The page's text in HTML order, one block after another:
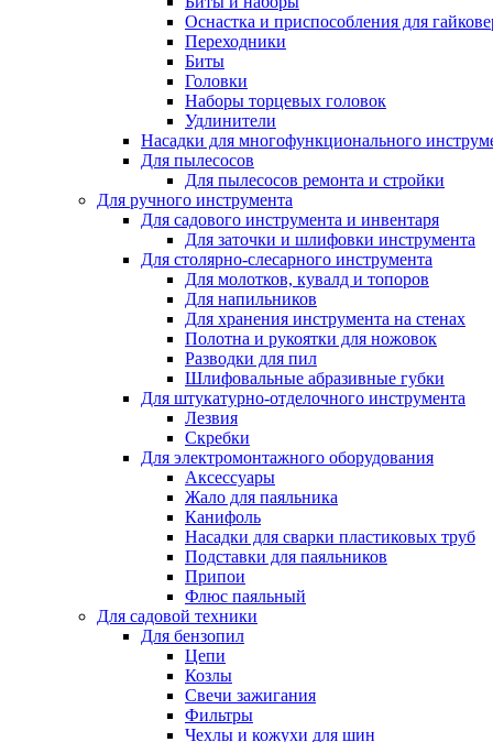
Оснастка и приспособления для
Переходники
Биты
Головки
Наборы торцевых головок
Удлинители
Насадки для многофункционального
Для пылесосов
Для пылесосов ремонта и стройки
Для ручного инструмента
Для садового инструмента и инвентаря
Для заточки и шлифовки инструмента
Для столярно-слесарного инструмента
Для молотков, кувалд и топоров
Для напильников
Для хранения инструмента на стенах
Полотна и рукоятки для ножовок
Разводки для пил
Шлифовальные абразивные губки
Для штукатурно-отделочного инструмента
Лезвия
Скребки
Для электромонтажного оборудования
Аксессуары
Жало для паяльника
Канифоль
Насадки для сварки пластиковых труб
Подставки для паяльников
Припои
Флюс паяльный
Для садовой техники
Для бензопил
Цепи
Козлы
Свечи зажигания
Фильтры
Чехлы и кожухи для шин